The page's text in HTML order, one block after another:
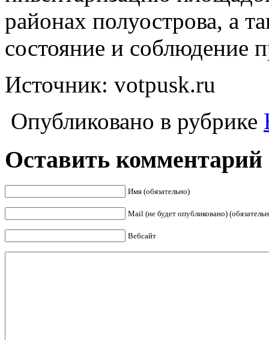
районах полуострова, а
состояние и соблюдение
Источник: votpusk.ru
Опубликовано в рубрике
Оставить комментарий
Имя (обязательно)
Mail (не будет опубликовано)
Вебсайт